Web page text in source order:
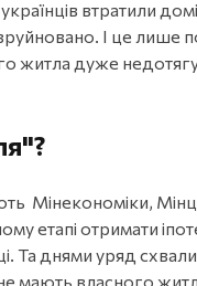
втратили
І це лише
житла дуже
Мінекономіки,
етапі отримати
Та днями уряд
не мають власного